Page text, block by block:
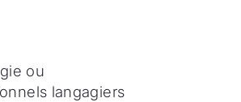
ou
langagiers